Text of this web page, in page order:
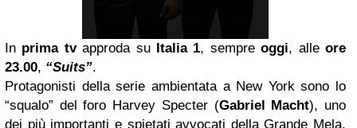
In prima tvapproda su Italia 1, sempreoggi, alleore
23.00, “Suits”.
Protagonisti della serie ambientata a New York sono lo
“squalo” del foro Harvey Specter (Gabriel Macht), uno
dei più importanti e spietati avvocati della Grande Mela,